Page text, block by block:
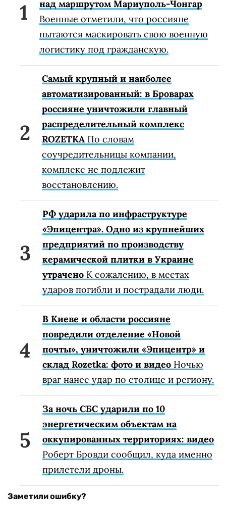
над маршрутом Мариуполь-Чонгар
Военные отметили, что россияне
пытаются маскировать свою военную
логистику под гражданскую.
Самый крупный и наиболее
автоматизированный: в Броварах
россияне уничтожили главный
распределительный комплекс
ROZETKA По словам
соучредительницы компании,
комплекс не подлежит
восстановлению.
РФ ударила по инфраструктуре
«Эпицентра». Одно из крупнейших
предприятий по производству
керамической плитки в Украине
утрачено К сожалению, в местах
ударов погибли и пострадали люди.
В Киеве и области россияне
повредили отделение «Новой
почты», уничтожили «Эпицентр» и
склад Rozetka: фото и видео Ночью
враг нанес удар по столице и региону.
За ночь СБС ударили по 10
энергетическим объектам на
оккупированных территориях: видео
Роберт Бровди сообщил, куда именно
прилетели дроны.
Заметили ошибку?